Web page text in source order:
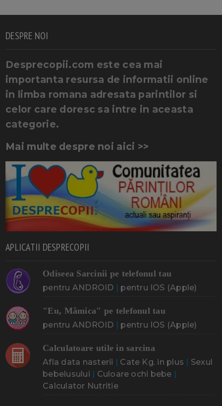
DESPRE NOI
Desprecopii.com este cea mai
importanta resursa de informatii online
in limba romana adresata parintilor si
celor care doresc sa intre in aceasta
categorie.
Mai multe despre noi aici >>
APLICATII DESPRECOPII
Odiseea Sarcinii pe telefonul tau
pentru ANDROID | pentru IOS (Apple)
"Eu, Mămica" pe telefonul tau
pentru ANDROID | pentru IOS (Apple)
Calculatoare utile in sarcina
Afla data nasterii | Cate Kg. in plus | Sexul
bebelusului | Culoare ochi bebe |
Calculator Nutritie